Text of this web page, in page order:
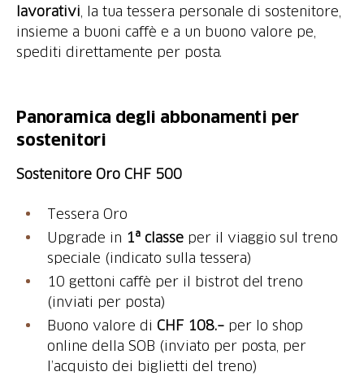
lavorativi , la tua tessera personale di sostenitore,
insieme a buoni caffè e a un buono valore pe,
spediti direttamente per posta.
Panoramica degli abbonamenti per
sostenitori
Sostenitore Oro CHF 500
Tessera Oro
Upgrade in 1ª classeper il viaggio sul treno
speciale (indicato sulla tessera)
10 gettoni caffè per il bistrot del treno
(inviati per posta)
Buono valore di CHF 108.–per lo shop
online della SOB (inviato per posta, per
l’acquisto dei biglietti del treno)